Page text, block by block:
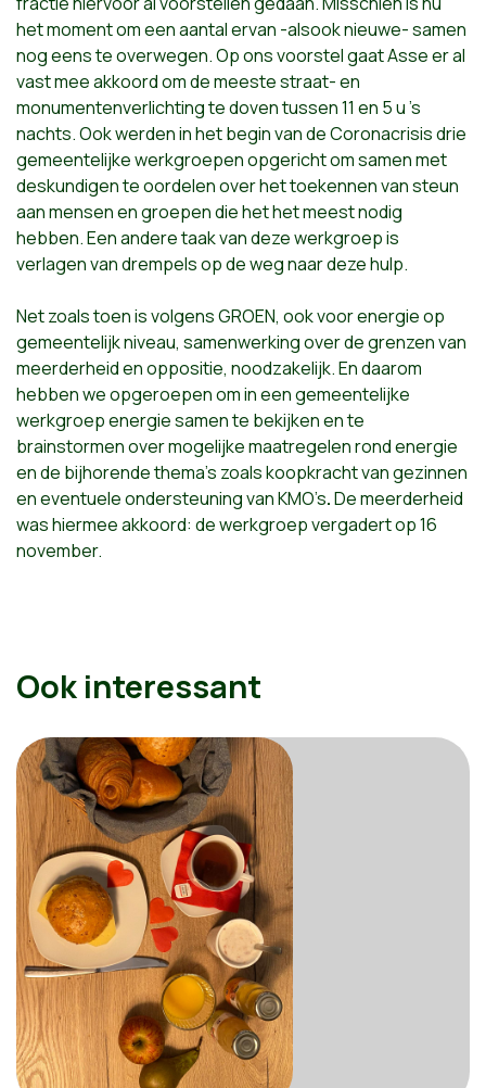
het moment om een aantal ervan -alsook nieuwe- samen
nog eens te overwegen. Op ons voorstel gaat Asse er al
vast mee akkoord om de meeste straat- en
monumentenverlichting te doven tussen 11 en 5 u 's
nachts. Ook werden in het begin van de Coronacrisis drie
gemeentelijke werkgroepen opgericht om samen met
deskundigen te oordelen over het toekennen van steun
aan mensen en groepen die het het meest nodig
hebben. Een andere taak van deze werkgroep is
verlagen van drempels op de weg naar deze hulp.
Net zoals toen is volgens GROEN, ook voor energie op
gemeentelijk niveau, samenwerking over de grenzen van
meerderheid en oppositie, noodzakelijk. En daarom
hebben we opgeroepen om in een gemeentelijke
werkgroep energie samen te bekijken en te
brainstormen over mogelijke maatregelen rond energie
en de bijhorende thema’s zoals koopkracht van gezinnen
en eventuele ondersteuning van KMO’s.De meerderheid
was hiermee akkoord: de werkgroep vergadert op 16
november.
Ook interessant